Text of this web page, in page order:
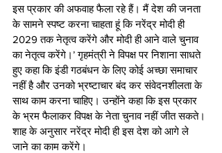
इस प्रकार की अफवाह फैला रहे हैं। मैं देश की जनता
के सामने स्पष्ट करना चाहता हूं कि नरेंद्र मोदी ही
2029 तक नेतृत्व करेंगे और मोदी ही आने वाले चुनाव
का नेतृत्व करेंगे।’ गृहमंत्री ने विपक्ष पर निशाना साधते
हुए कहा कि इंडी गठबंधन के लिए कोई अच्छा समाचार
नहीं है और उनको भ्रष्टाचार बंद कर संवेदनशीलता के
साथ काम करना चाहिए। उन्होंने कहा कि इस प्रकार
के भ्रम फैलाकर विपक्ष के नेता चुनाव नहीं जीत सकते।
शाह के अनुसार नरेंद्र मोदी ही इस देश को आगे ले
जाने का काम करेंगे।